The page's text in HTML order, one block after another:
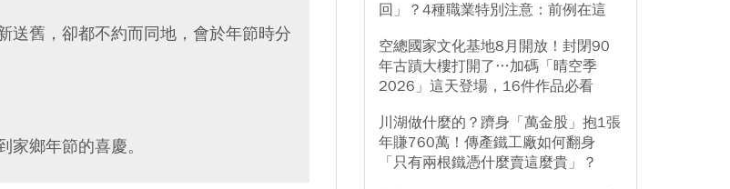
送舊，卻都不約而同地，會於年節時分
鄉年節的喜慶。
回」？4種職業特別注意：前例在這
空總國家文化基地8月開放！封閉90
年古蹟大樓打開了…加碼「晴空季
2026」這天登場，16件作品必看
川湖做什麼的？躋身「萬金股」抱1張
年賺760萬！傳產鐵工廠如何翻身
「只有兩根鐵憑什麼賣這麼貴」？